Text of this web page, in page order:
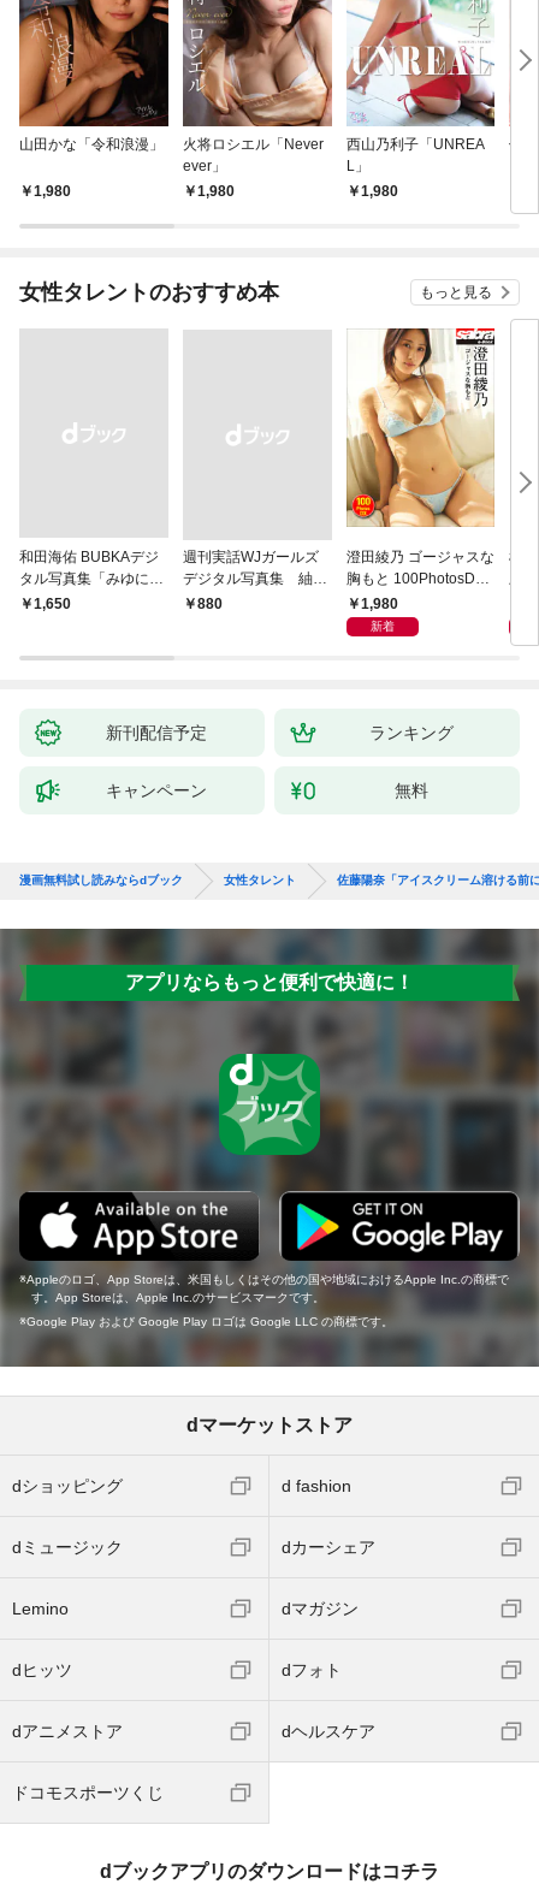
山田かな「令和浪漫」
1,980
火将ロシエル「Never
ever」
1,980
西山乃利子「UNREA
L」
1,980
佐
女性タレントのおすすめ本 もっと見る
和田海佑 BUBKAデジ
タル写真集「みゆに夢
中。」
￥1,650
週刊実話WJガールズ
デジタル写真集 紬柊
「あなたに触れたい」
￥880
澄田綾乃 ゴージャスな
胸もと 100PhotosDX
[sabra net e-Book]
1,980
新着
横
新刊配信予定 ランキング
キャンペーン 無料
漫画無料試し読みならdブック 女性タレント 佐藤陽奈「アイスクリーム溶ける前
アプリならもっと便利で快適に！
Appleのロゴ、App Storeは、米国もしくはその他の国や地域におけるApple Inc.の商標で
す。App Storeは、Apple Inc.のサービスマークです。
Google Play および Google Play ロゴは Google LLC の商標です。
dマーケットストア
dショッピング d fashion
dミュージック dカーシェア
Lemino dマガジン
dヒッツ dフォト
dアニメストア dヘルスケア
ドコモスポーツくじ
dブックアプリのダウンロードはコチラ